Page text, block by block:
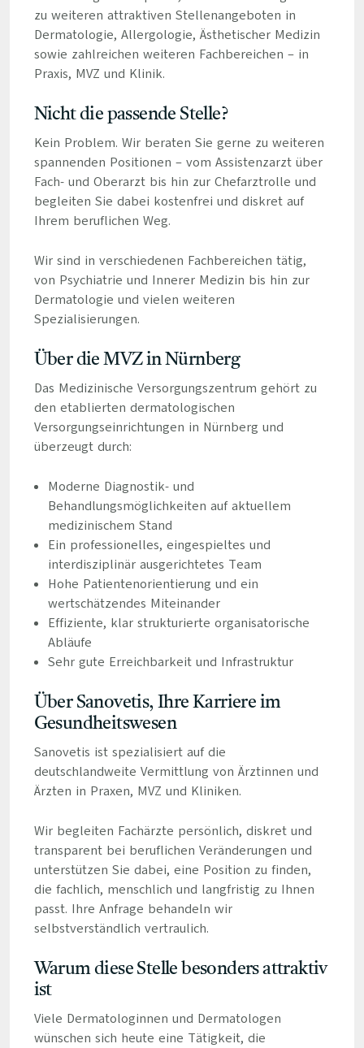
zu weiteren attraktiven Stellenangeboten in
Dermatologie, Allergologie, Ästhetischer Medizin
sowie zahlreichen weiteren Fachbereichen – in
Praxis, MVZ und Klinik.
Nicht die passende Stelle?
Kein Problem. Wir beraten Sie gerne zu weiteren
spannenden Positionen – vom Assistenzarzt über
Fach- und Oberarzt bis hin zur Chefarztrolle und
begleiten Sie dabei kostenfrei und diskret auf
Ihrem beruflichen Weg.
Wir sind in verschiedenen Fachbereichen tätig,
von Psychiatrie und Innerer Medizin bis hin zur
Dermatologie und vielen weiteren
Spezialisierungen.
Über die MVZ in Nürnberg
Das Medizinische Versorgungszentrum gehört zu
den etablierten dermatologischen
Versorgungseinrichtungen in Nürnberg und
überzeugt durch:
Moderne Diagnostik- und
Behandlungsmöglichkeiten auf aktuellem
medizinischem Stand
Ein professionelles, eingespieltes und
interdisziplinär ausgerichtetes Team
Hohe Patientenorientierung und ein
wertschätzendes Miteinander
Effiziente, klar strukturierte organisatorische
Abläufe
Sehr gute Erreichbarkeit und Infrastruktur
Über Sanovetis, Ihre Karriere im
Gesundheitswesen
Sanovetis ist spezialisiert auf die
deutschlandweite Vermittlung von Ärztinnen und
Ärzten in Praxen, MVZ und Kliniken.
Wir begleiten Fachärzte persönlich, diskret und
transparent bei beruflichen Veränderungen und
unterstützen Sie dabei, eine Position zu finden,
die fachlich, menschlich und langfristig zu Ihnen
passt. Ihre Anfrage behandeln wir
selbstverständlich vertraulich.
Warum diese Stelle besonders attraktiv
ist
Viele Dermatologinnen und Dermatologen
wünschen sich heute eine Tätigkeit, die